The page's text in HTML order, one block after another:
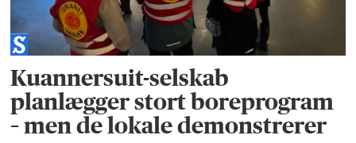
Kuannersuit-selskab
planlægger stort boreprogram
– men de lokale demonstrerer